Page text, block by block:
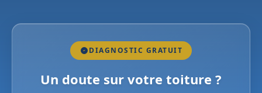
DIAGNOSTIC GRATUIT
Un doute sur votre toiture ?